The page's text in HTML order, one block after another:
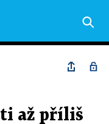
až příliš